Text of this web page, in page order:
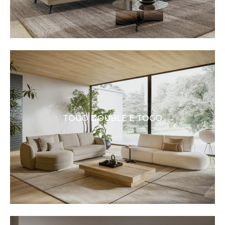
TOGO DOUBLE E TOGO